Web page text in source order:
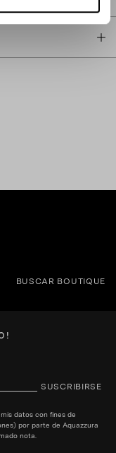
BUSCAR BOUTIQUE
SUSCRIBIRSE
datos con fines de
por parte de Aquazzura
nota.